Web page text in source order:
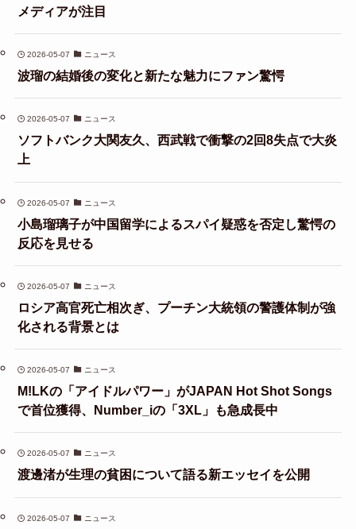
メディアが注目
2026-05-07 ニュース
波瑠の結婚後の変化と新たな魅力にファン驚愕
2026-05-07 ニュース
ソフトバンク大関友久、西武戦で衝撃の2回8失点で大炎
上
2026-05-07 ニュース
小島瑠璃子が中国留学によるスパイ疑惑を否定し驚愕の
反応を見せる
2026-05-07 ニュース
ロシア高官死亡相次ぎ、プーチン大統領の警護体制が強
化される背景とは
2026-05-07 ニュース
M!LKの「アイドルパワー」がJAPAN Hot Shot Songs
で首位獲得、Number_iの「3XL」も急成長中
2026-05-07 ニュース
渡邊渚が生理の貧困について語る新エッセイを公開
2026-05-07 ニュース